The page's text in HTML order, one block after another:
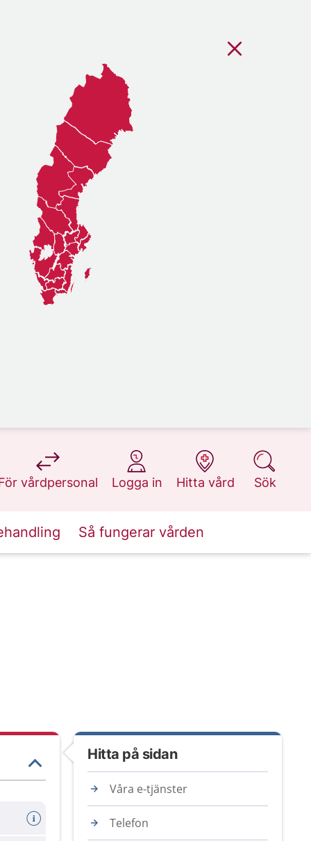
vårdpersonal
på 1177.se
Logga in
på 1177.se
Hitta vård
på 1177.se
Sök
på 1177.se
Så fungerar vården
Hitta på sidan
Våra e-tjänster
Telefon